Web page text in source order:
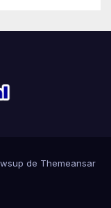
de Themeansar